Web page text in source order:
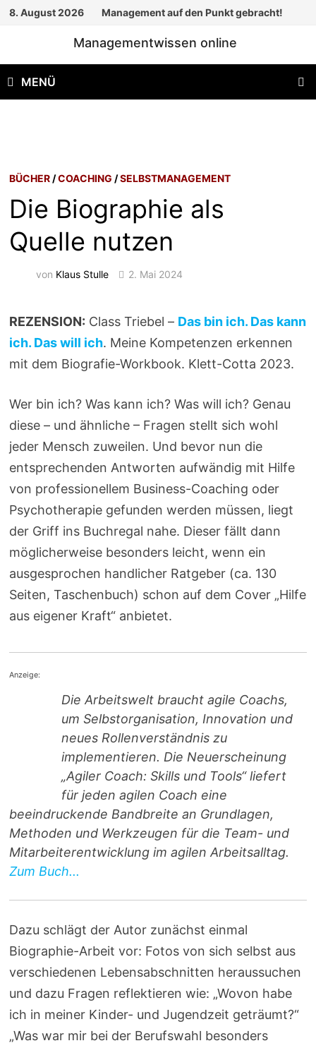
Zum
8. August 2026 Management auf den Punkt gebracht!
Managementwissen online
MENÜ
BÜCHER /COACHING /SELBSTMANAGEMENT
Die Biographie als
Quelle nutzen
von Klaus Stulle 2. Mai 2024
REZENSION: Class Triebel – Das bin ich. Das kann
ich. Das will ich. Meine Kompetenzen erkennen
mit dem Biografie-Workbook. Klett-Cotta 2023.
Wer bin ich? Was kann ich? Was will ich? Genau
diese – und ähnliche – Fragen stellt sich wohl
jeder Mensch zuweilen. Und bevor nun die
entsprechenden Antworten aufwändig mit Hilfe
von professionellem Business-Coaching oder
Psychotherapie gefunden werden müssen, liegt
der Griff ins Buchregal nahe. Dieser fällt dann
möglicherweise besonders leicht, wenn ein
ausgesprochen handlicher Ratgeber (ca. 130
Seiten, Taschenbuch) schon auf dem Cover „Hilfe
aus eigener Kraft“ anbietet.
Anzeige:
Die Arbeitswelt braucht agile Coachs,
um Selbstorganisation, Innovation und
neues Rollenverständnis zu
implementieren. Die Neuerscheinung
„Agiler Coach: Skills und Tools“ liefert
für jeden agilen Coach eine
beeindruckende Bandbreite an Grundlagen,
Methoden und Werkzeugen für die Team- und
Mitarbeiterentwicklung im agilen Arbeitsalltag.
Zum Buch...
Dazu schlägt der Autor zunächst einmal
Biographie-Arbeit vor: Fotos von sich selbst aus
verschiedenen Lebensabschnitten heraussuchen
und dazu Fragen reflektieren wie: „Wovon habe
ich in meiner Kinder- und Jugendzeit geträumt?“
„Was war mir bei der Berufswahl besonders